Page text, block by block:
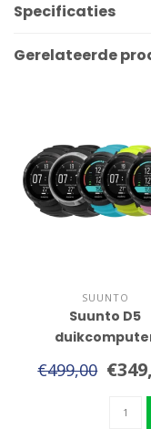
Specificaties
Gerelateerde
SUUNTO
Suunto D5
€499,00